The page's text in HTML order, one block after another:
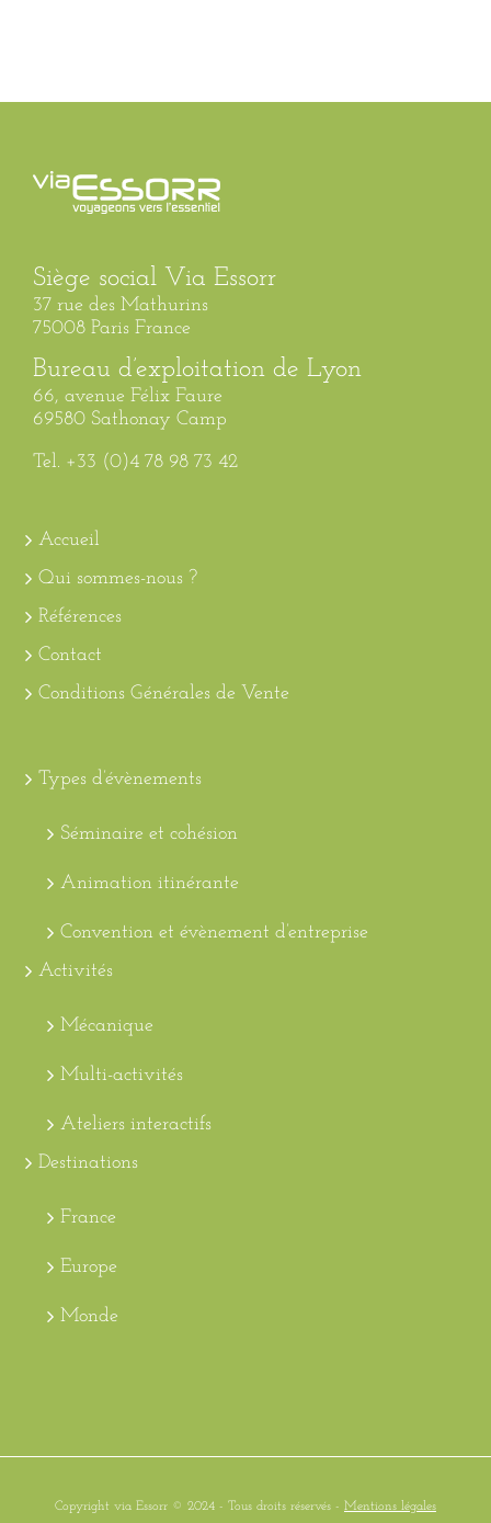
Siège social Via Essorr
37 rue des Mathurins
75008 Paris France
Bureau d’exploitation de Lyon
66, avenue Félix Faure
69580 Sathonay Camp
Tel. +33 (0)4 78 98 73 42
Accueil
Qui sommes-nous ?
Références
Contact
Conditions Générales de Vente
Types d’évènements
Séminaire et cohésion
Animation itinérante
Convention et évènement d’entreprise
Activités
Mécanique
Multi-activités
Ateliers interactifs
Destinations
France
Europe
Monde
Copyright via Essorr © 2024 - Tous droits réservés - Mentions légales